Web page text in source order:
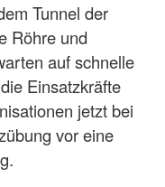
Tunnel der
Röhre und
auf schnelle
Einsatzkräfte
jetzt bei
vor eine